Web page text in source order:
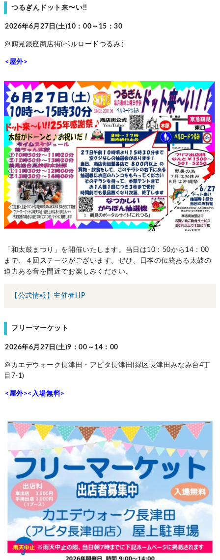
つるぎんドット来〜い!!
2026年6月27日(土)10：00～15：30
＠鶴見銀座商店街(ベルロードつるみ）
<屋外>
「和太鼓まつり」を開催いたします。当日は10：50から14：00
まで、４回ステージがございます。ぜひ、日本の伝統ある太鼓の
迫力ある音を間近でお楽しみください。
【公式情報】主催者HP
フリーマーケット
2026年6月27日(土)9：00～14：00
＠カエデウォーク長津田・アピタ長津田(緑区長津田みなみ台4丁
目7-1)
<屋外><入場無料>